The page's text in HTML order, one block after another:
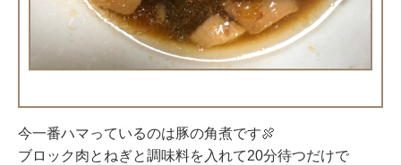
今一番ハマっているのは豚の角煮です🍖
ブロック肉とねぎと調味料を入れて20分待つだけで